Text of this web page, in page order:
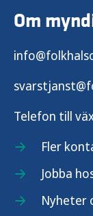
Om
Telefon till
Fler
Jobba
Nyheter